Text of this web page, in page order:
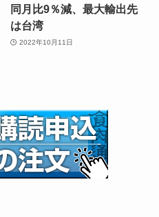
同月比9％減、最大輸出先
は台湾
2022年10月11日